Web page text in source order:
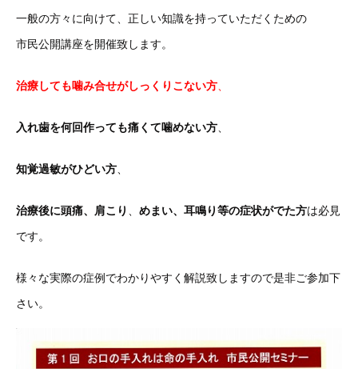
一般の方々に向けて、正しい知識を持っていただくための
市民公開講座を開催致します。
治療しても噛み合せがしっくりこない方
入れ歯を何回作っても痛くて噛めない方
知覚過敏がひどい方
治療後に頭痛、肩こり めまい、耳鳴り等の症状がでた方は必見
です。
様々な実際の症例でわかりやすく解説致しますので是非ご参加下
さい。